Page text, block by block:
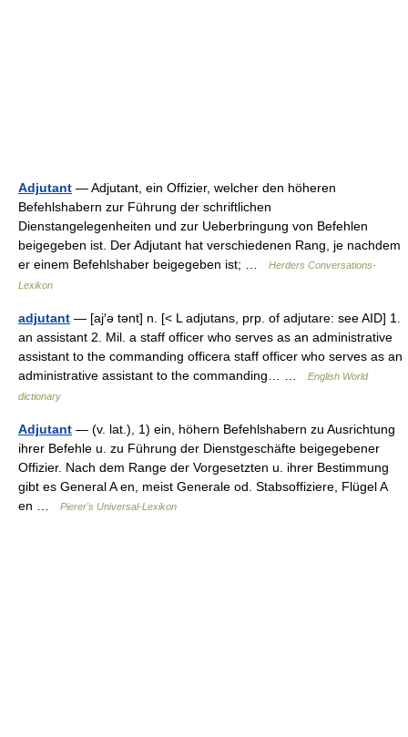
Adjutant — Adjutant, ein Offizier, welcher den höheren
Befehlshabern zur Führung der schriftlichen
Dienstangelegenheiten und zur Ueberbringung von Befehlen
beigegeben ist. Der Adjutant hat verschiedenen Rang, je nachdem
er einem Befehlshaber beigegeben ist; …
Herders Conversations-
Lexikon
adjutant — [aj′ə tənt] n. [< L adjutans, prp. of adjutare: see AID] 1.
an assistant 2. Mil. a staff officer who serves as an administrative
assistant to the commanding officera staff officer who serves as an
administrative assistant to the commanding… …
English World
dictionary
Adjutant — (v. lat.), 1) ein, höhern Befehlshabern zu Ausrichtung
ihrer Befehle u. zu Führung der Dienstgeschäfte beigegebener
Offizier. Nach dem Range der Vorgesetzten u. ihrer Bestimmung
gibt es General A en, meist Generale od. Stabsoffiziere, Flügel A
en …
Pierer's Universal-Lexikon